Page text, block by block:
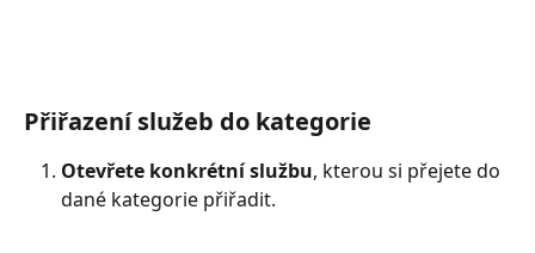
Přiřazení služeb do kategorie
Otevřete konkrétní službu, kterou si přejete do
dané kategorie přiřadit.